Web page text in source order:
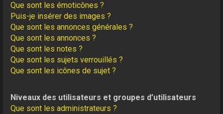
Que sont les émoticônes ?
Puis-je insérer des images ?
Que sont les annonces générales ?
Que sont les annonces ?
Que sont les notes ?
Que sont les sujets verrouillés ?
Que sont les icônes de sujet ?
Niveaux des utilisateurs et groupes d’utilisateurs
Que sont les administrateurs ?